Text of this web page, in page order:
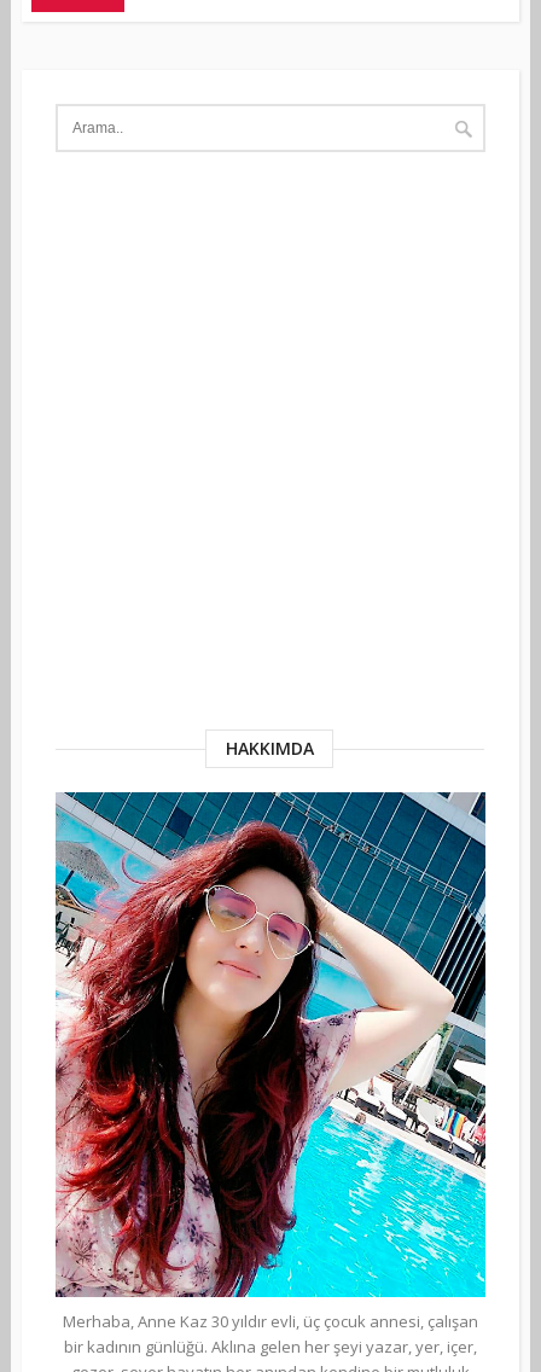
HAKKIMDA
Merhaba, Anne Kaz 30 yıldır evli, üç çocuk annesi, çalışan
bir kadının günlüğü. Aklına gelen her şeyi yazar, yer, içer,